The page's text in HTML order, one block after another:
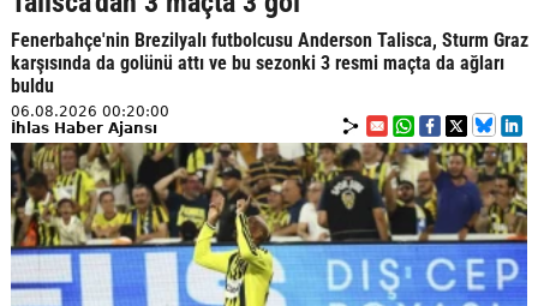
Fenerbahçe'nin Brezilyalı futbolcusu Anderson Talisca, Sturm Graz
karşısında da golünü attı ve bu sezonki 3 resmi maçta da ağları
buldu
06.08.2026 00:20:00
İhlas Haber Ajansı